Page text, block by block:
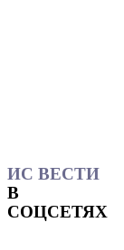
ИС ВЕСТИ
В
СОЦСЕТЯХ